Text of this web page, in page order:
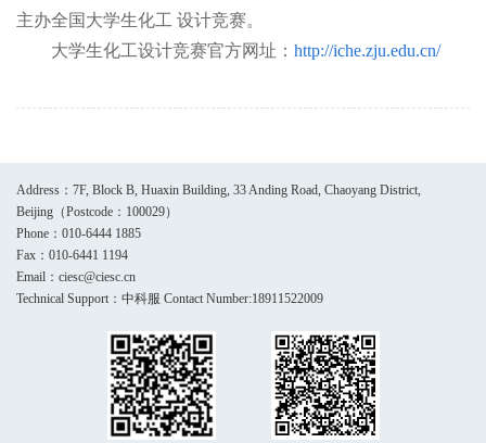
主办全国大学生化工 设计竞赛。
大学生化工设计竞赛官方网址： http://iche.zju.edu.cn/
Address：7F, Block B, Huaxin Building, 33 Anding Road, Chaoyang District,
Beijing（Postcode：100029）
Phone：010-6444 1885
Fax：010-6441 1194
Email：ciesc@ciesc.cn
Technical Support：中科服 Contact Number:18911522009